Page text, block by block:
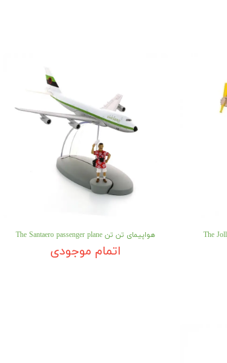
هواپیمای تن تن The Santaero passenger plane
اتمام موجودی